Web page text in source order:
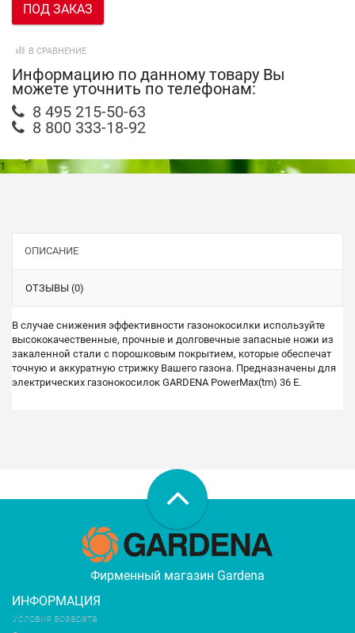
ПОД ЗАКАЗ
В СРАВНЕНИЕ
Информацию по данному товару Вы
можете уточнить по телефонам:
8 495 215-50-63
8 800 333-18-92
1
ОПИСАНИЕ
ОТЗЫВЫ (0)
В случае снижения эффективности газонокосилки используйте
высококачественные, прочные и долговечные запасные ножи из
закаленной стали с порошковым покрытием, которые обеспечат
точную и аккуратную стрижку Вашего газона. Предназначены для
электрических газонокосилок GARDENA PowerMax(tm) 36 E.
Фирменный магазин Gardena
ИНФОРМАЦИЯ
Условия возврата